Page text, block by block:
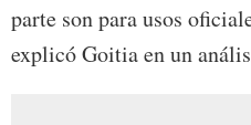
parte son para usos
explicó Goitia en un